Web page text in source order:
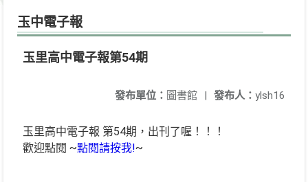
玉中電子報
玉里高中電子報第54期
發布人： ylsh16
發布單位： 圖書館 |
玉里高中電子報 第54期，出刊了喔！！！
歡迎點閱 ~點閱請按我!~